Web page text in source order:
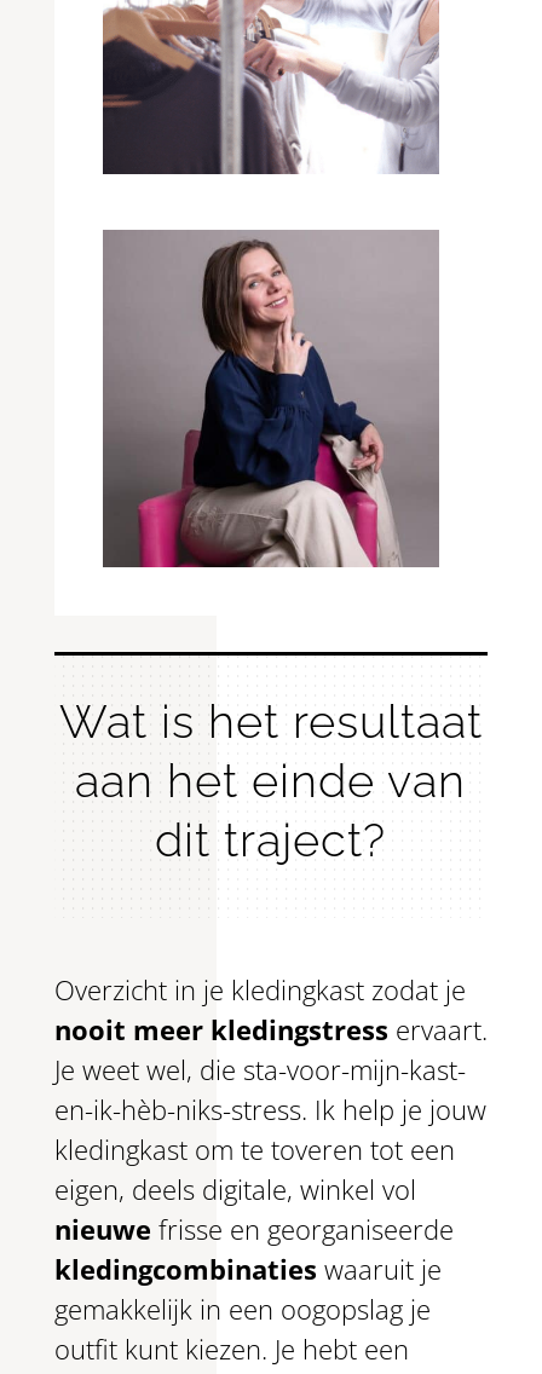
Wat is het resultaat
aan het einde van
dit traject?
Overzicht in je kledingkast zodat je
nooit meer kledingstress ervaart.
Je weet wel, die sta-voor-mijn-kast-
en-ik-hèb-niks-stress. Ik help je jouw
kledingkast om te toveren tot een
eigen, deels digitale, winkel vol
nieuwe frisse en georganiseerde
kledingcombinaties waaruit je
gemakkelijk in een oogopslag je
outfit kunt kiezen. Je hebt een